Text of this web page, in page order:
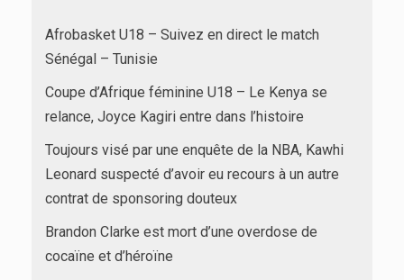
Afrobasket U18 – Suivez en direct le match
Sénégal – Tunisie
Coupe d’Afrique féminine U18 – Le Kenya se
relance, Joyce Kagiri entre dans l’histoire
Toujours visé par une enquête de la NBA, Kawhi
Leonard suspecté d’avoir eu recours à un autre
contrat de sponsoring douteux
Brandon Clarke est mort d’une overdose de
cocaïne et d’héroïne